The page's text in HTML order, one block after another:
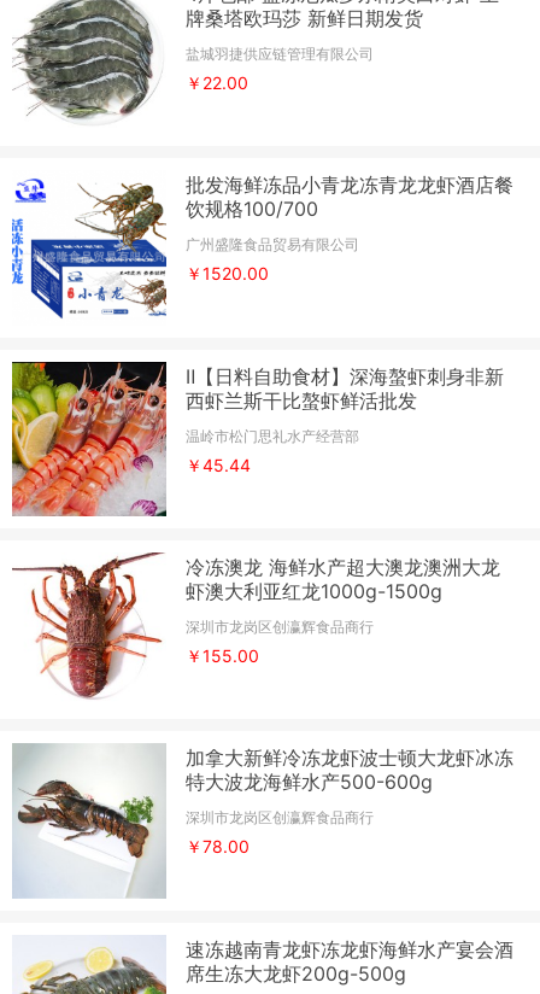
牌桑塔欧玛莎 新鲜日期发货
盐城羽捷供应链管理有限公司
￥22.00
批发海鲜冻品小青龙冻青龙龙虾酒店餐
饮规格100/700
广州盛隆食品贸易有限公司
￥1520.00
Ⅱ【日料自助食材】深海螯虾刺身非新
西虾兰斯干比螯虾鲜活批发
温岭市松门思礼水产经营部
￥45.44
冷冻澳龙 海鲜水产超大澳龙澳洲大龙
虾澳大利亚红龙1000g-1500g
深圳市龙岗区创瀛辉食品商行
￥155.00
加拿大新鲜冷冻龙虾波士顿大龙虾冰冻
特大波龙海鲜水产500-600g
深圳市龙岗区创瀛辉食品商行
￥78.00
速冻越南青龙虾冻龙虾海鲜水产宴会酒
席生冻大龙虾200g-500g